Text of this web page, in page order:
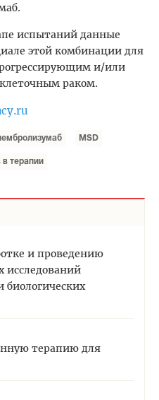
испытаний данные
этой комбинации для
и/или
раком.
MSD
в терапии
и проведению
исследований
биологических
терапию для